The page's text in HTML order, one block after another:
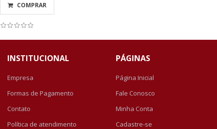
COMPRAR
INSTITUCIONAL
Empresa
Formas de Pagamento
Contato
Política de atendimento
PÁGINAS
Página Inicial
Fale Conosco
Minha Conta
Cadastre-se